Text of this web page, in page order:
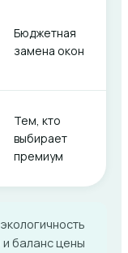
Бюджетная
замена окон
Тем, кто
выбирает
премиум
баланс цены